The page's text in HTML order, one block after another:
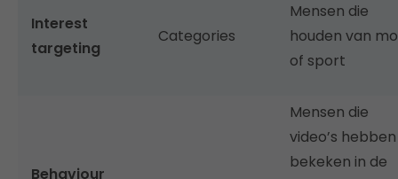
Interest
targeting
Categories
Mensen die
houden van
of sport
Behaviour
Mensen die
video’s hebben
bekeken in de